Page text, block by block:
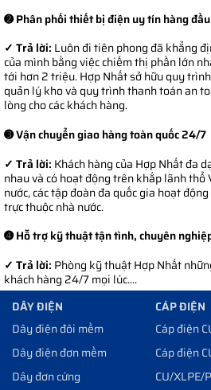
➋ Phân phối thiết bị điện uy tín hàng đầu
✓ Trả lời: Luôn đi tiên phong đã khẳng
của mình bằng việc chiếm thị phần lớn
tới hơn 2 triệu. Hợp Nhất sở hữu quy
quản lý kho và quy trình thanh toán an
lòng cho các khách hàng.
➌ Vận chuyển giao hàng toàn quốc 24/7
✓ Trả lời: Khách hàng của Hợp Nhất đa
nhau và có hoạt động trên khắp lãnh thổ
nước, các tập đoàn đa quốc gia hoạt
trực thuộc nhà nước.
➍ Hỗ trợ kỹ thuật tận tình, chuyên
✓ Trả lời: Phòng kỹ thuật Hợp Nhất
khách hàng 24/7 mọi lúc....
DÂY ĐIỆN
Dây điện đôi mềm
Dây điện đơn mềm
Dây đơn cứng
CÁP ĐIỆN
Cáp điện
Cáp điện
CU/XLPE/